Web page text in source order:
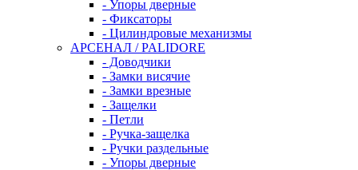
- Упоры дверные
- Фиксаторы
- Цилиндровые механизмы
АРСЕНАЛ / PALIDORE
- Доводчики
- Замки висячие
- Замки врезные
- Защелки
- Петли
- Ручка-защелка
- Ручки раздельные
- Упоры дверные